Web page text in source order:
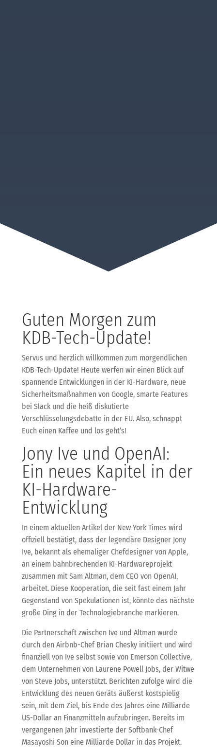
Guten Morgen zum
KDB-Tech-Update!
Servus und herzlich willkommen zum morgendlichen
KDB-Tech-Update! Heute werfen wir einen Blick auf
spannende Entwicklungen in der KI-Hardware, neue
Sicherheitsmaßnahmen von Google, smarte Features
bei Slack und die heiß diskutierte
Verschlüsselungsdebatte in der EU. Also, schnappt
Euch einen Kaffee und los geht’s!
Jony Ive und OpenAI:
Ein neues Kapitel in der
KI-Hardware-
Entwicklung
In einem aktuellen Artikel der New York Times wird
offiziell bestätigt, dass der legendäre Designer Jony
Ive, bekannt als ehemaliger Chefdesigner von Apple,
an einem bahnbrechenden KI-Hardwareprojekt
zusammen mit Sam Altman, dem CEO von OpenAI,
arbeitet. Diese Kooperation, die seit fast einem Jahr
Gegenstand von Spekulationen ist, könnte das nächste
große Ding in der Technologiebranche markieren.
Die Partnerschaft zwischen Ive und Altman wurde
durch den Airbnb-Chef Brian Chesky initiiert und wird
finanziell von Ive selbst sowie von Emerson Collective,
dem Unternehmen von Laurene Powell Jobs, der Witwe
von Steve Jobs, unterstützt. Berichten zufolge wird die
Entwicklung des neuen Geräts äußerst kostspielig
sein, mit dem Ziel, bis Ende des Jahres eine Milliarde
US-Dollar an Finanzmitteln aufzubringen. Bereits im
vergangenen Jahr investierte der Softbank-Chef
Masayoshi Son eine Milliarde Dollar in das Projekt.